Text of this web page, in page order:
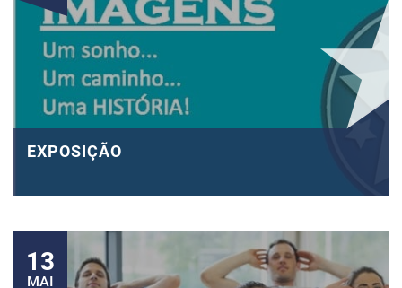
EXPOSIÇÃO
13
MAI